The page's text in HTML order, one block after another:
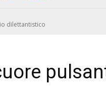
dilettantistico